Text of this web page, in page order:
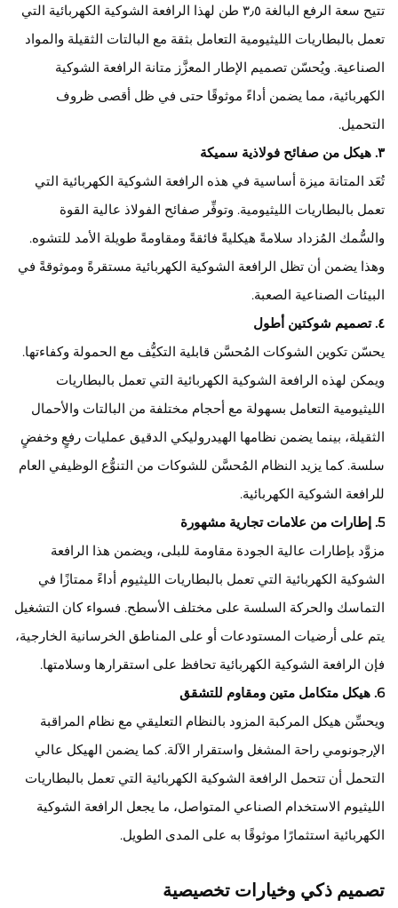
تتيح سعة الرفع البالغة ٣٫٥ طن لهذا الرافعة الشوكية الكهربائية التي
تعمل بالبطاريات الليثيومية التعامل بثقة مع البالتات الثقيلة والمواد
الصناعية. ويُحسّن تصميم الإطار المعزَّز متانة الرافعة الشوكية
الكهربائية، مما يضمن أداءً موثوقًا حتى في ظل أقصى ظروف
التحميل.
٣. هيكل من صفائح فولاذية سميكة
تُعَد المتانة ميزة أساسية في هذه الرافعة الشوكية الكهربائية التي
تعمل بالبطاريات الليثيومية. وتوفِّر صفائح الفولاذ عالية القوة
والسُّمك المُزداد سلامةً هيكليةً فائقةً ومقاومةً طويلة الأمد للتشوه.
وهذا يضمن أن تظل الرافعة الشوكية الكهربائية مستقرةً وموثوقةً في
البيئات الصناعية الصعبة.
٤. تصميم شوكتين أطول
يحسّن تكوين الشوكات المُحسَّن قابلية التكيُّف مع الحمولة وكفاءتها.
ويمكن لهذه الرافعة الشوكية الكهربائية التي تعمل بالبطاريات
الليثيومية التعامل بسهولة مع أحجام مختلفة من البالتات والأحمال
الثقيلة، بينما يضمن نظامها الهيدروليكي الدقيق عمليات رفعٍ وخفضٍ
سلسة. كما يزيد النظام المُحسَّن للشوكات من التنوُّع الوظيفي العام
للرافعة الشوكية الكهربائية.
5. إطارات من علامات تجارية مشهورة
مزوَّد بإطارات عالية الجودة مقاومة للبلى، ويضمن هذا الرافعة
الشوكية الكهربائية التي تعمل بالبطاريات الليثيوم أداءً ممتازًا في
التماسك والحركة السلسة على مختلف الأسطح. فسواء كان التشغيل
يتم على أرضيات المستودعات أو على المناطق الخرسانية الخارجية،
فإن الرافعة الشوكية الكهربائية تحافظ على استقرارها وسلامتها.
6. هيكل متكامل متين ومقاوم للتشقق
ويحسِّن هيكل المركبة المزود بالنظام التعليقي مع نظام المراقبة
الإرجونومي راحة المشغل واستقرار الآلة. كما يضمن الهيكل عالي
التحمل أن تتحمل الرافعة الشوكية الكهربائية التي تعمل بالبطاريات
الليثيوم الاستخدام الصناعي المتواصل، ما يجعل الرافعة الشوكية
الكهربائية استثمارًا موثوقًا به على المدى الطويل.
تصميم ذكي وخيارات تخصيصية